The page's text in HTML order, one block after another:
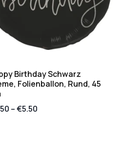
Birthday Schwarz
Folienballon, Rund, 45
–€5.50